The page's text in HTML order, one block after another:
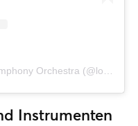
Ein Beitrag geteilt von London Symphony Orchestra (@londonsymphonyorchestra)
Instrumenten